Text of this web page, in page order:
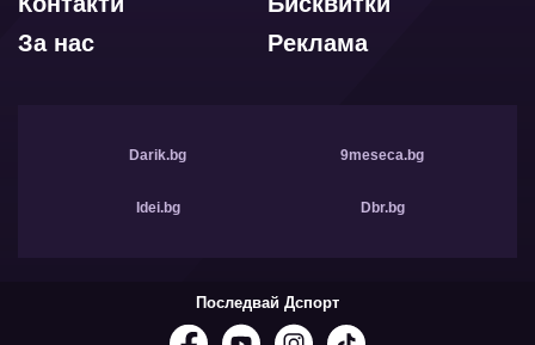
Реклама
За нас
Darik.bg 9meseca.bg
Idei.bg Dbr.bg
Последвай Дспорт